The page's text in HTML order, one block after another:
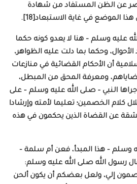
عن الظن المستفاد من شهادة
الموضع في غاية الاستبعاد[18].
عليه وسلم – هنا لا يعدو كونه حكما
وحكما بما دلت عليه الظواهر،
أن الأحكام القضائية في منازعات
ومعرفة المحق من المبطل،
النبي – صلى الله عليه وسلم – على
كلام الخصمين؛ تعليما لأمته وإرشادا
عن القضاة الذين يحكمون في هذه
وسلم – هذا المبدأ، فعن أم سلمة –
رسول الله صلى الله عليه وسلم:
إلي، ولعل بعضكم أن يكون ألحن